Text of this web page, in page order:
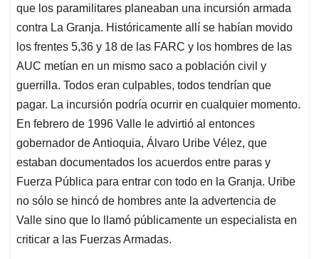
que los paramilitares planeaban una incursión armada
contra La Granja. Históricamente allí se habían movido
los frentes 5,36 y 18 de las FARC y los hombres de las
AUC metían en un mismo saco a población civil y
guerrilla. Todos eran culpables, todos tendrían que
pagar. La incursión podría ocurrir en cualquier momento.
En febrero de 1996 Valle le advirtió al entonces
gobernador de Antioquia, Álvaro Uribe Vélez, que
estaban documentados los acuerdos entre paras y
Fuerza Pública para entrar con todo en la Granja. Uribe
no sólo se hincó de hombres ante la advertencia de
Valle sino que lo llamó públicamente un especialista en
criticar a las Fuerzas Armadas.